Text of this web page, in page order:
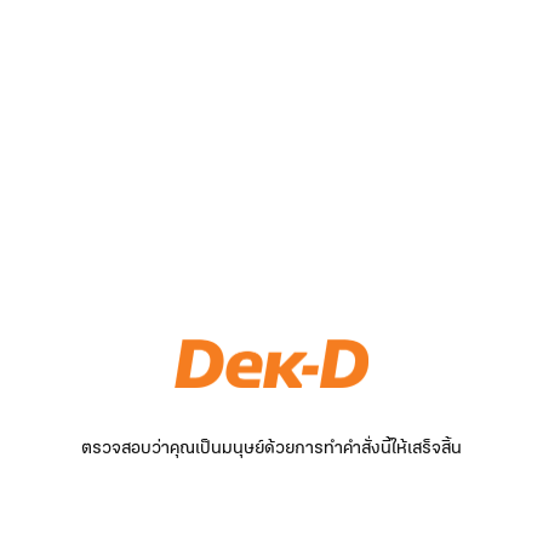
ตรวจสอบว่าคุณเป็นมนุษย์ด้วยการทำคำสั่งนี้ให้เสร็จสิ้น